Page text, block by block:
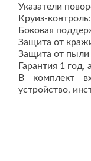
Указатели
Круиз-
Боковая
Защита от
Защита от
Гарантия 1 год,
В комплект
устройство,